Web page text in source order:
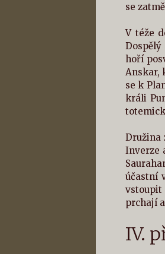
se
V téže
hoří
Anskar,
se k
králi
Družina
Inverze
účastní
prchají
IV.